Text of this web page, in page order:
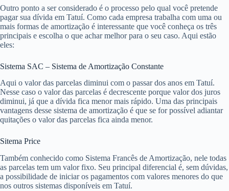
Outro ponto a ser considerado é o processo pelo qual você pretende
pagar sua dívida em Tatuí. Como cada empresa trabalha com uma ou
mais formas de amortização é interessante que você conheça os três
principais e escolha o que achar melhor para o seu caso. Aqui estão
eles:
Sistema SAC – Sistema de Amortização Constante
Aqui o valor das parcelas diminui com o passar dos anos em Tatuí.
Nesse caso o valor das parcelas é decrescente porque valor dos juros
diminui, já que a dívida fica menor mais rápido. Uma das principais
vantagens desse sistema de amortização é que se for possível adiantar
quitações o valor das parcelas fica ainda menor.
Sitema Price
Também conhecido como Sistema Francês de Amortização, nele todas
as parcelas tem um valor fixo. Seu principal diferencial é, sem dúvidas,
a possibilidade de iniciar os pagamentos com valores menores do que
nos outros sistemas disponíveis em Tatuí.